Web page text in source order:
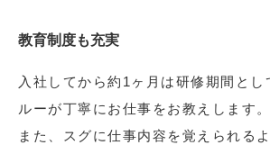
教育制度も充実
入社してから約1ヶ月は研修期間とし
ルーが丁寧にお仕事をお教えします。
また、スグに仕事内容を覚えられる